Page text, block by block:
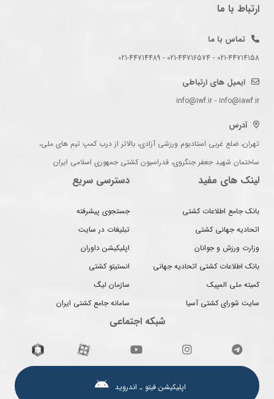
ارتباط با ما
تماس با ما
021-44714158 - 021-44716574 - 021-44714489
ایمیل های ارتباطی
info@iwf.ir - info@iawf.ir
آدرس
تهران، ضلع غربی استادیوم ورزشی آزادی، بالاتر از درب کمپ تیم های ملی،
ساختمان شهید جعفر جنگروی، فدراسیون کشتی جمهوری اسلامی ایران
لینک های مفید
بانک جامع اطلاعات کشتی
اتحادیه جهانی کشتی
وزارت ورزش و جوانان
بانک اطلاعات کشتی اتحادیه جهانی
کمیته ملی المپیک
سایت شورای کشتی آسیا
دسترسی سریع
جستجوی پیشرفته
تبلیغات در سایت
اپلیکیشن داوران
انستیتو کشتی
سازمان لیگ
سامانه جامع کشتی ایران
شبکه اجتماعی
اپلیکیشن فیتو ـ اندروید